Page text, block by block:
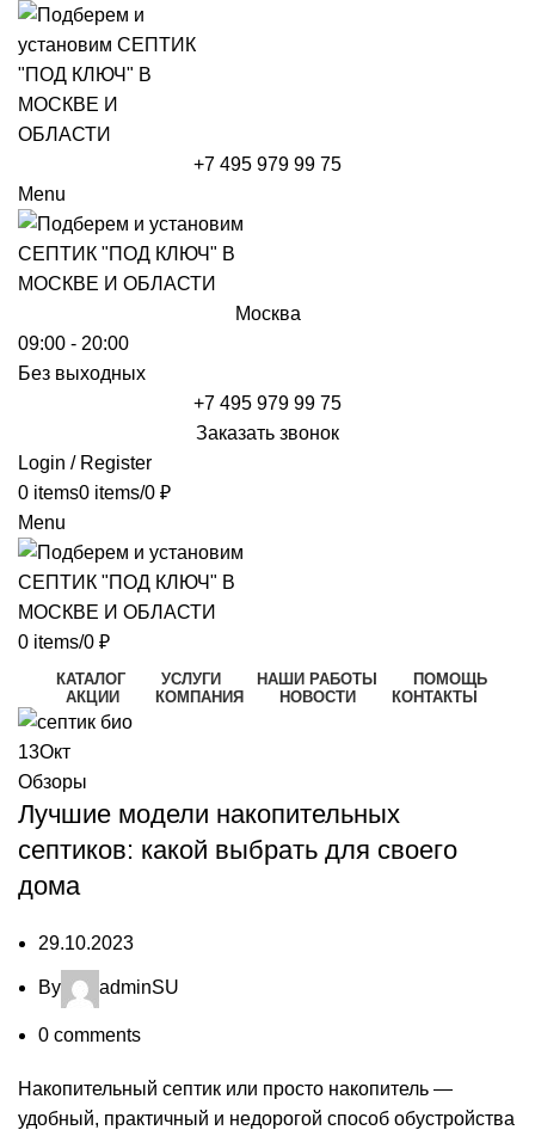
+7 495 979 99 75
Menu
Москва
09:00 - 20:00
Без выходных
+7 495 979 99 75
Заказать звонок
Login / Register
0 items0 items/0 ₽
Menu
0 items/0 ₽
КАТАЛОГ УСЛУГИ НАШИ РАБОТЫ
ПОМОЩЬ
АКЦИИ
КОМПАНИЯ НОВОСТИ КОНТАКТЫ
13Окт
Обзоры
Лучшие модели накопительных
септиков: какой выбрать для своего
дома
29.10.2023
By adminSU
0 comments
Накопительный септик или просто накопитель —
удобный, практичный и недорогой способ обустройства